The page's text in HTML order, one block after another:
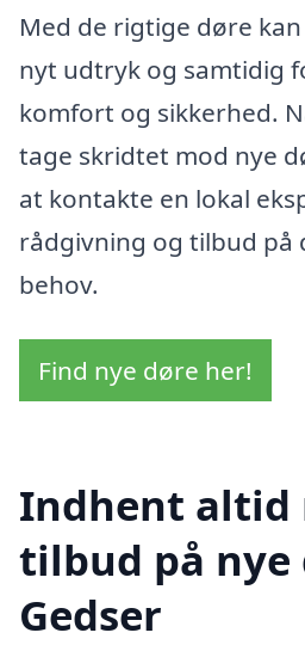
Med de rigtige døre
nyt udtryk og samtidig
komfort og sikkerhed.
tage skridtet mod nye
at kontakte en lokal
rådgivning og tilbud på
behov.
Find nye døre her!
Indhent altid
tilbud på nye
Gedser